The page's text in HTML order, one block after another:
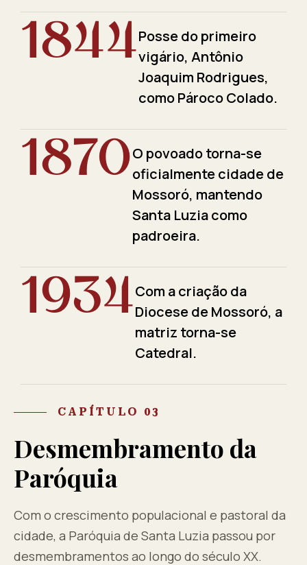
1844Posse do primeiro
vigário, Antônio
Joaquim Rodrigues,
como Pároco Colado.
1870O povoado torna-se
oficialmente cidade de
Mossoró, mantendo
Santa Luzia como
padroeira.
1934Com a criação da
Diocese de Mossoró, a
matriz torna-se
Catedral.
CAPÍTULO 03
Desmembramento da
Paróquia
Com o crescimento populacional e pastoral da
cidade, a Paróquia de Santa Luzia passou por
desmembramentos ao longo do século XX.